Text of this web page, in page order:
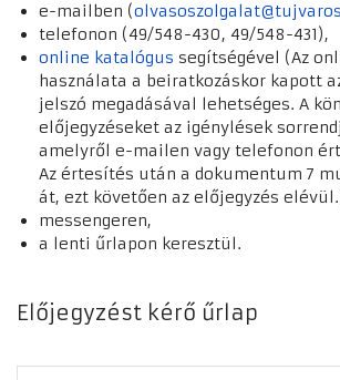
e-mailben (
telefonon (49/548-430, 49/548-431),
online katalógus segítségével (Az
használata a beiratkozáskor kapott
jelszó megadásával lehetséges. A
előjegyzéseket az igénylések
amelyről e-mailen vagy telefonon
Az értesítés után a dokumentum 7
át, ezt követően az előjegyzés
messengeren,
a lenti űrlapon keresztül.
Előjegyzést kérő űrlap